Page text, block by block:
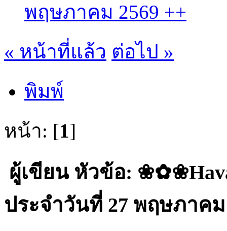
พฤษภาคม 2569 ++
« หน้าที่แล้ว ต่อไป »
พิมพ์
หน้า: [1]
ผู้เขียนหัวข้อ:
ประจำวันที่ 27 พฤษภาคม